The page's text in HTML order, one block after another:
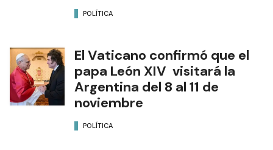
POLÍTICA
El Vaticano confirmó que el
papa León XIV visitará la
Argentina del 8 al 11 de
noviembre
POLÍTICA